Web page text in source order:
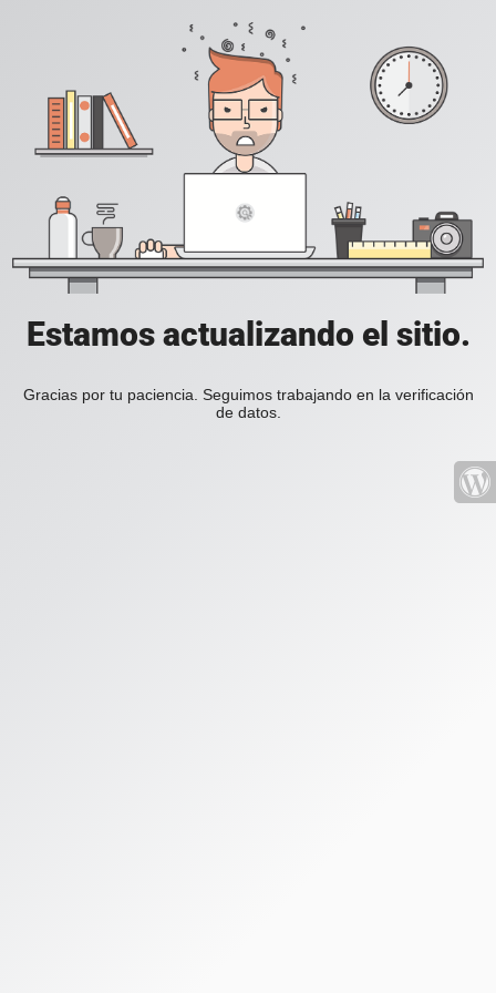
Estamos actualizando el sitio.
Gracias por tu paciencia. Seguimos trabajando en la verificación
de datos.